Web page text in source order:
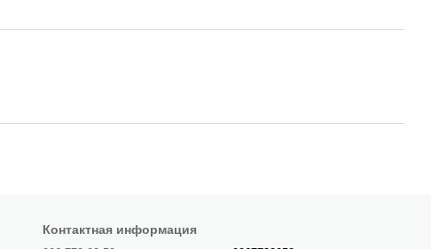
Контактная информация